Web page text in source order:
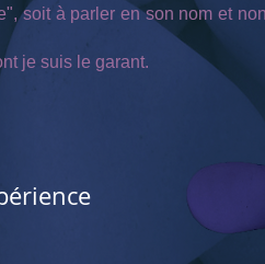
soit à parler en son nom et
je suis le garant.